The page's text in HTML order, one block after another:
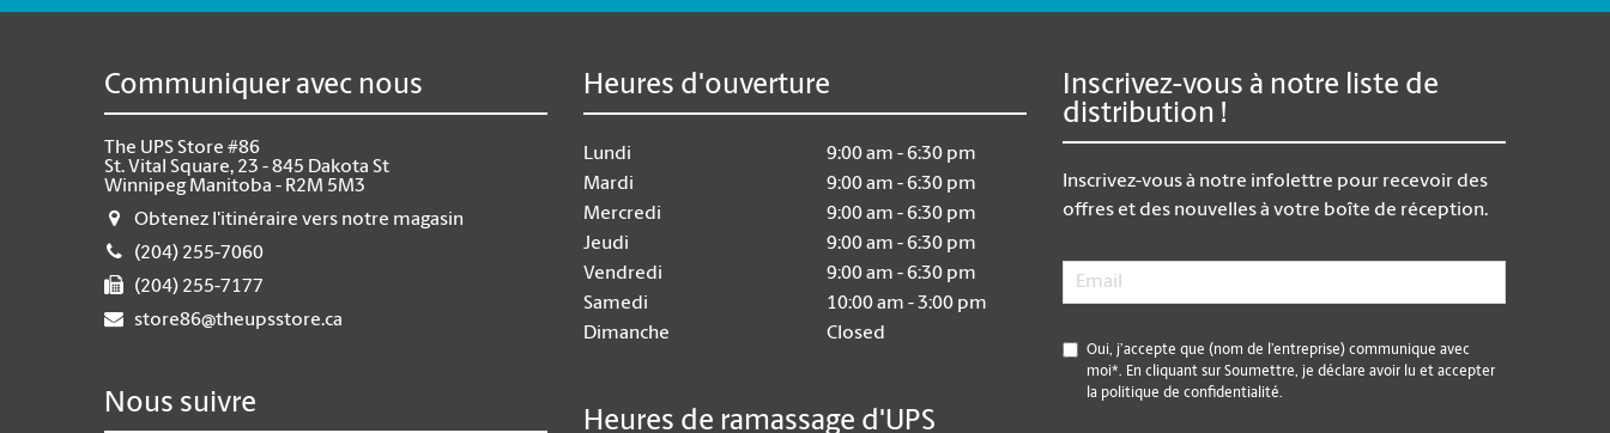
Communiquer avec nous
The UPS Store #86
St. Vital Square, 23 - 845 Dakota St
Winnipeg Manitoba - R2M 5M3
Obtenez l'itinéraire vers notre magasin
(204) 255-7060
(204) 255-7177
store86@theupsstore.ca
Nous suivre
Heures d'ouverture
Lundi
9:00 am - 6:30 pm
Mardi
9:00 am - 6:30 pm
Mercredi
9:00 am - 6:30 pm
Jeudi
9:00 am - 6:30 pm
Vendredi
9:00 am - 6:30 pm
Samedi
10:00 am - 3:00 pm
Dimanche
Closed
Heures de ramassage d'UPS
Inscrivez-vous à notre liste de
distribution !
Inscrivez-vous à notre infolettre pour recevoir des
offres et des nouvelles à votre boîte de réception.
Email
* Oui, j’accepte que (nom de l’entreprise) communique avec
moi*. En cliquant sur Soumettre, je déclare avoir lu et accepter
la politique de confidentialité.